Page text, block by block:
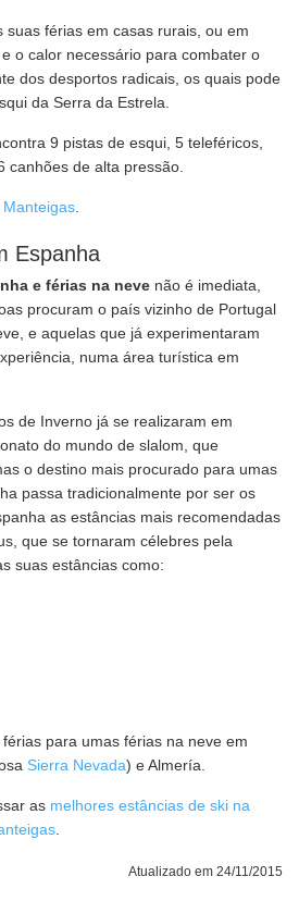
suas férias em casas rurais, ou em
o calor necessário para combater o
dos desportos radicais, os quais pode
da Serra da Estrela.
9 pistas de esqui, 5 teleféricos,
canhões de alta pressão.
Espanha
e férias na neve não é imediata,
procuram o país vizinho de Portugal
e aquelas que já experimentaram
numa área turística em
de Inverno já se realizaram em
do mundo de slalom, que
o destino mais procurado para umas
passa tradicionalmente por ser os
as estâncias mais recomendadas
que se tornaram célebres pela
suas estâncias como:
para umas férias na neve em
Sierra Nevada) e Almería.
as melhores estâncias de ski na
Atualizado em 24/11/2015